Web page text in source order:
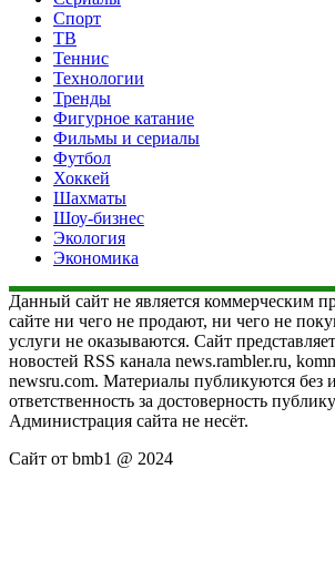
Спорт
ТВ
Теннис
Технологии
Тренды
Фигурное катание
Фильмы и сериалы
Футбол
Хоккей
Шахматы
Шоу-бизнес
Экология
Экономика
Данный сайт не является коммерческим
сайте ни чего не продают, ни чего не
услуги не оказываются. Сайт
новостей RSS канала news.rambler.ru,
newsru.com. Материалы публикуются без
ответственность за достоверность
Администрация сайта не несёт.
Сайт от bmb1 @ 2024